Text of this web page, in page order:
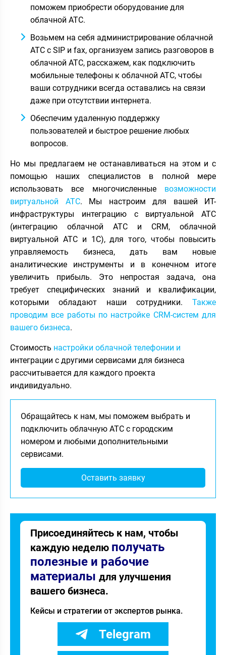
поможем приобрести оборудование для
облачной АТС.
Возьмем на себя администрирование облачной
АТС с SIP и fax, организуем запись разговоров в
облачной АТС, расскажем, как подключить
мобильные телефоны к облачной АТС, чтобы
ваши сотрудники всегда оставались на связи
даже при отсутствии интернета.
Обеспечим удаленную поддержку
пользователей и быстрое решение любых
вопросов.
Но мы предлагаем не останавливаться на этом и с
помощью наших специалистов в полной мере
использовать все многочисленные возможности
виртуальной АТС. Мы настроим для вашей ИТ-
инфраструктуры интеграцию с виртуальной АТС
(интеграцию облачной АТС и CRM, облачной
виртуальной АТС и 1С), для того, чтобы повысить
управляемость бизнеса, дать вам новые
аналитические инструменты и в конечном итоге
увеличить прибыль. Это непростая задача, она
требует специфических знаний и квалификации,
которыми обладают наши сотрудники. Также
проводим все работы по настройке CRM-систем для
вашего бизнеса.
Стоимость настройки облачной телефонии и
интеграции с другими сервисами для бизнеса
рассчитывается для каждого проекта
индивидуально.
Обращайтесь к нам, мы поможем выбрать и
подключить облачную АТС с городским
номером и любыми дополнительными
сервисами.
Оставить заявку
Присоединяйтесь к нам, чтобы
каждую неделю получать
полезные и рабочие
материалы для улучшения
вашего бизнеса.
Кейсы и стратегии от экспертов рынка.
Telegram